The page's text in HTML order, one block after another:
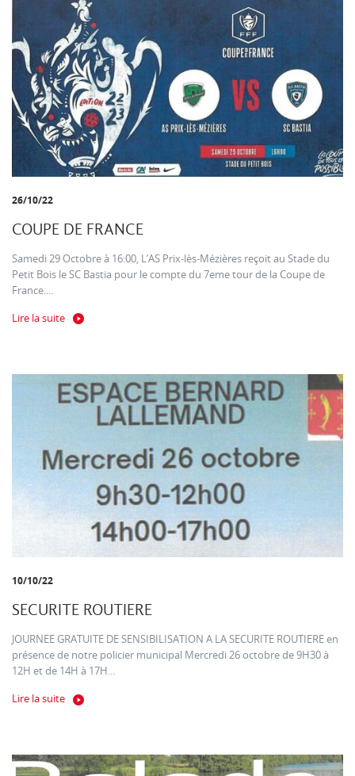
26/10/22
COUPE DE FRANCE
Samedi 29 Octobre à 16:00, L’AS Prix-lès-Mézières reçoit au Stade du
Petit Bois le SC Bastia pour le compte du 7eme tour de la Coupe de
France....
Lire la suite
10/10/22
SECURITE ROUTIERE
JOURNEE GRATUITE DE SENSIBILISATION A LA SECURITE ROUTIERE en
présence de notre policier municipal Mercredi 26 octobre de 9H30 à
12H et de 14H à 17H...
Lire la suite